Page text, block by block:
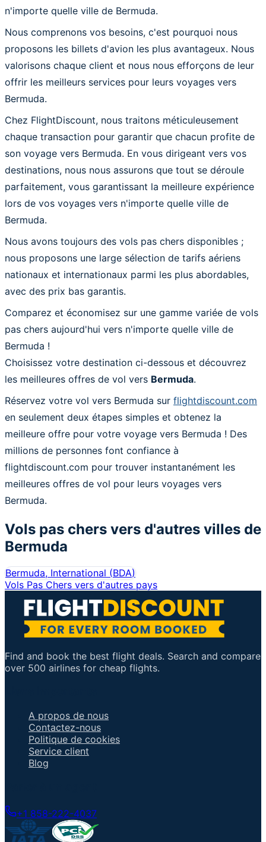
n'importe quelle ville de Bermuda.
Nous comprenons vos besoins, c'est pourquoi nous
proposons les billets d'avion les plus avantageux. Nous
valorisons chaque client et nous nous efforçons de leur
offrir les meilleurs services pour leurs voyages vers
Bermuda.
Chez FlightDiscount, nous traitons méticuleusement
chaque transaction pour garantir que chacun profite de
son voyage vers Bermuda. En vous dirigeant vers vos
destinations, nous nous assurons que tout se déroule
parfaitement, vous garantissant la meilleure expérience
lors de vos voyages vers n'importe quelle ville de
Bermuda.
Nous avons toujours des vols pas chers disponibles ;
nous proposons une large sélection de tarifs aériens
nationaux et internationaux parmi les plus abordables,
avec des prix bas garantis.
Comparez et économisez sur une gamme variée de vols
pas chers aujourd'hui vers n'importe quelle ville de
Bermuda !
Choisissez votre destination ci-dessous et découvrez
les meilleures offres de vol vers Bermuda.
Réservez votre vol vers Bermuda sur flightdiscount.com
en seulement deux étapes simples et obtenez la
meilleure offre pour votre voyage vers Bermuda ! Des
millions de personnes font confiance à
flightdiscount.com pour trouver instantanément les
meilleures offres de vol pour leurs voyages vers
Bermuda.
Vols pas chers vers d'autres villes de
Bermuda
Bermuda, International (BDA)
Vols Pas Chers vers d'autres pays
Find and book the best flight deals. Search and compare
over 500 airlines for cheap flights.
A propos de nous
Contactez-nous
Politique de cookies
Service client
Blog
+1 858-222-4037